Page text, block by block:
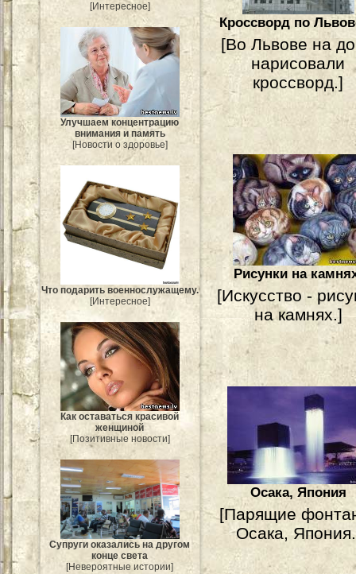
[Интересное]
Улучшаем концентрацию
внимания и память
[Новости о здоровье]
Что подарить военнослужащему.
[Интересное]
Как оставаться красивой
женщиной
[Позитивные новости]
Супруги оказались на другом
конце света
[Невероятные истории]
Кроссворд по
[Во Львове на
нарисовали
кроссворд.]
Рисунки на
[Искусство -
на камнях.]
Осака, Япония
[Парящие
Осака,